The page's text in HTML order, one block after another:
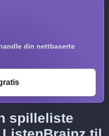
din nettbaserte
spilleliste